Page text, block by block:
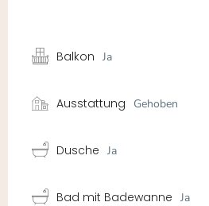
Balkon Ja
Ausstattung Gehoben
Dusche Ja
Bad mit Badewanne Ja